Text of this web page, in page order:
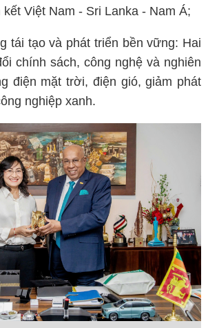
Việt Nam - Sri Lanka - Nam Á;
tái tạo và phát triển bền vững: Hai
chính sách, công nghệ và nghiên
điện mặt trời, điện gió, giảm phát
nghiệp xanh.